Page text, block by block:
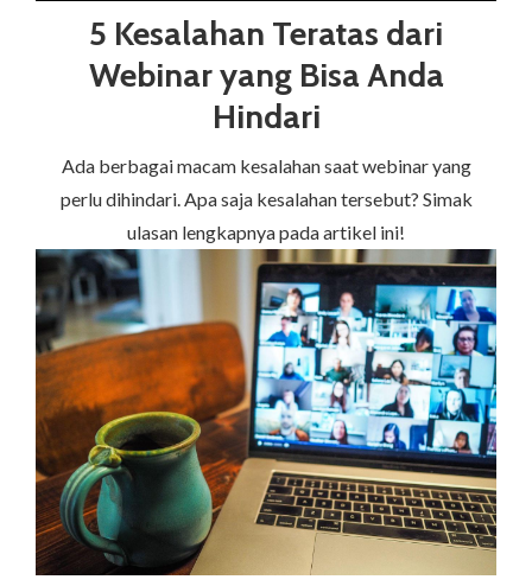
5 Kesalahan Teratas dari
Webinar yang Bisa Anda
Hindari
Ada berbagai macam kesalahan saat webinar yang
perlu dihindari. Apa saja kesalahan tersebut? Simak
ulasan lengkapnya pada artikel ini!